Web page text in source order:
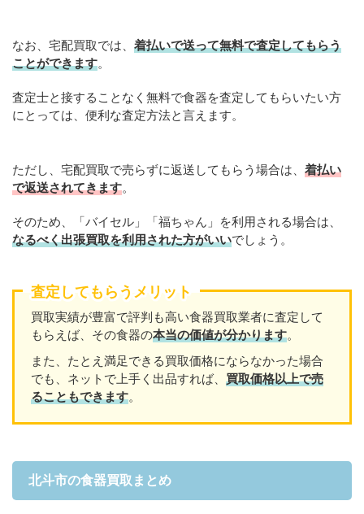
なお、宅配買取では、 着払いで送って無料で査定してもらう
ことができます。
査定士と接することなく無料で食器を査定してもらいたい方
にとっては、便利な査定方法と言えます。
ただし、宅配買取で売らずに返送してもらう場合は、 着払い
で返送されてきます。
そのため、「バイセル」「福ちゃん」を利用される場合は、
なるべく出張買取を利用された方がいいでしょう。
査定してもらうメリット
買取実績が豊富で評判も高い食器買取業者に査定して
もらえば、その食器の本当の価値が分かります。
また、たとえ満足できる買取価格にならなかった場合
でも、ネットで上手く出品すれば、 買取価格以上で売
ることもできます。
北斗市の食器買取まとめ